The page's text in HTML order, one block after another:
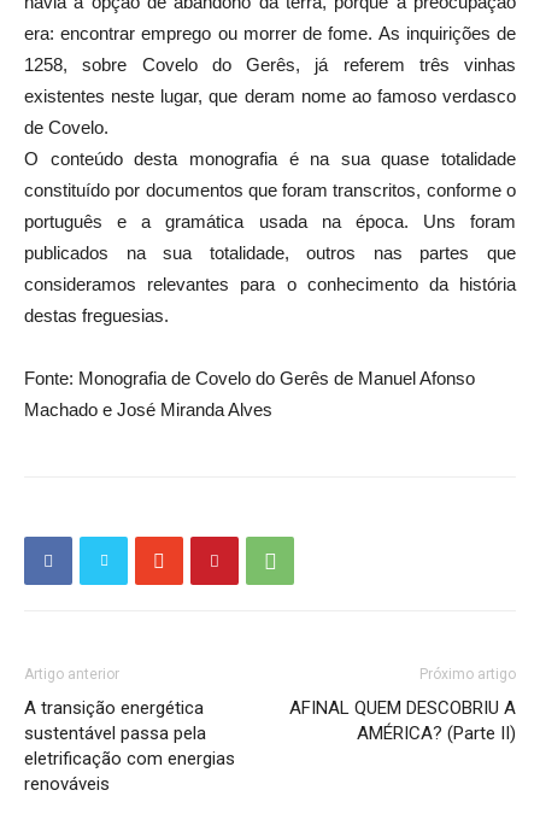
era: encontrar emprego ou morrer de fome. As inquirições de
1258, sobre Covelo do Gerês, já referem três vinhas
existentes neste lugar, que deram nome ao famoso verdasco
de Covelo.
O conteúdo desta monografia é na sua quase totalidade
constituído por documentos que foram transcritos, conforme o
português e a gramática usada na época. Uns foram
publicados na sua totalidade, outros nas partes que
consideramos relevantes para o conhecimento da história
destas freguesias.
Fonte: Monografia de Covelo do Gerês de Manuel Afonso
Machado e José Miranda Alves
Artigo anterior
A transição energética
sustentável passa pela
eletrificação com energias
renováveis
Próximo artigo
AFINAL QUEM DESCOBRIU A
AMÉRICA? (Parte II)